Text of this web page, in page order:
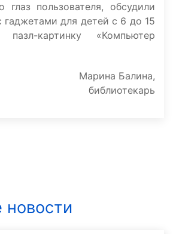
пользователя, обсудили
для детей с 6 до 15
картинку «Компьютер
Марина Балина,
библиотекарь
новости